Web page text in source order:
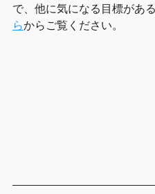
で、他に気になる目標があ
らからご覧ください。